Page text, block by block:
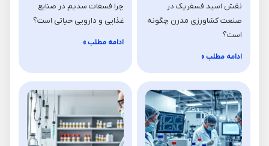
نقش اسید فسفریک در
صنعت کشاورزی مدرن چگونه
است؟
ادامه مطلب »
چرا فسفات سدیم در صنایع
غذایی و دارویی حیاتی است؟
ادامه مطلب »